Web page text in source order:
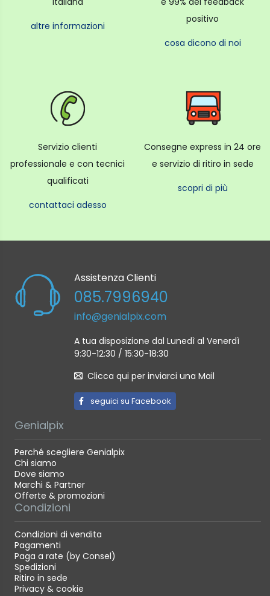
altre informazioni
positivo
cosa dicono di noi
Servizio clienti
professionale e con tecnici
qualificati
contattaci adesso
Consegne express in 24 ore
e servizio di ritiro in sede
scopri di più
Assistenza Clienti
085.7996940
info@genialpix.com
A tua disposizione dal Lunedì al Venerdì
9:30-12:30 / 15:30-18:30
Clicca qui per inviarci una Mail
seguici su Facebook
Genialpix
Perché scegliere Genialpix
Chi siamo
Dove siamo
Marchi & Partner
Offerte & promozioni
Condizioni
Condizioni di vendita
Pagamenti
Paga a rate (by Consel)
Spedizioni
Ritiro in sede
Privacy & cookie